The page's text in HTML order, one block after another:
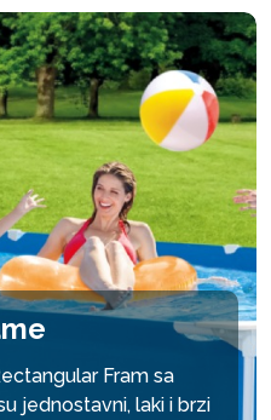
Fram sa
jednostavni, laki i brzi